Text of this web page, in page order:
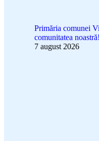
Primăria comunei
comunitatea noastră!
7 august 2026